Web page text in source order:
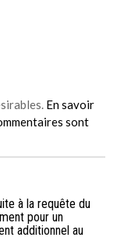
En savoir
sont
à la requête du
pour un
additionnel au